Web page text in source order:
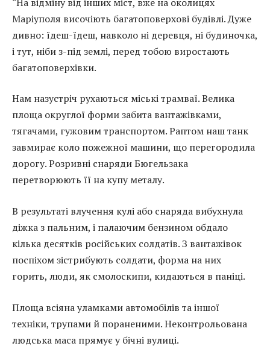
Маріуполя височіють багатоповерхові будівлі. Дуже
дивно: їдеш-їдеш, навколо ні деревця, ні будиночка,
і тут, ніби з-під землі, перед тобою виростають
багатоповерхівки.
Нам назустріч рухаються міські трамваї. Велика
площа округлої форми забита вантажівками,
тягачами, гужовим транспортом. Раптом наш танк
завмирає коло пожежної машини, що перегородила
дорогу. Розривні снаряди Бюгельзака
перетворюють її на купу металу.
В результаті влучення кулі або снаряда вибухнула
діжка з пальним, і палаючим бензином обдало
кілька десятків російських солдатів. З вантажівок
поспіхом зістрибують солдати, форма на них
горить, люди, як смолоскипи, кидаються в паніці.
Площа всіяна уламками автомобілів та іншої
техніки, трупами й пораненими. Неконтрольована
людська маса прямує у бічні вулиці.